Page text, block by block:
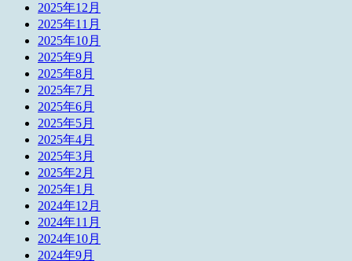
2025年12月
2025年11月
2025年10月
2025年9月
2025年8月
2025年7月
2025年6月
2025年5月
2025年4月
2025年3月
2025年2月
2025年1月
2024年12月
2024年11月
2024年10月
2024年9月